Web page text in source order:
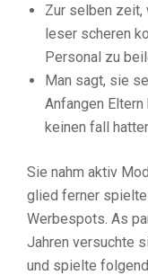
Zur selben zeit,
leser scheren
Personal zu
Man sagt, sie
Anfangen
keinen fall
Sie nahm aktiv
glied ferner
Werbespots. As
Jahren versuchte
und spielte